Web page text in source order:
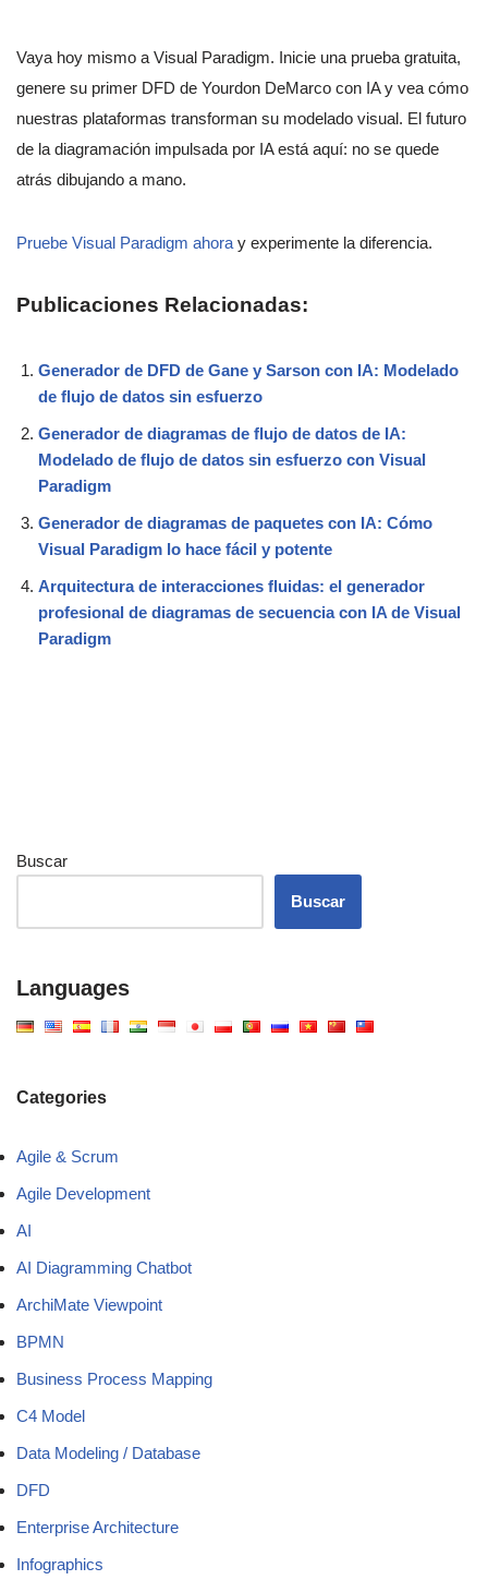
Vaya hoy mismo a Visual Paradigm. Inicie una prueba gratuita,
genere su primer DFD de Yourdon DeMarco con IA y vea cómo
nuestras plataformas transforman su modelado visual. El futuro
de la diagramación impulsada por IA está aquí: no se quede
atrás dibujando a mano.
Pruebe Visual Paradigm ahora y experimente la diferencia.
Publicaciones Relacionadas:
Generador de DFD de Gane y Sarson con IA: Modelado
de flujo de datos sin esfuerzo
Generador de diagramas de flujo de datos de IA:
Modelado de flujo de datos sin esfuerzo con Visual
Paradigm
Generador de diagramas de paquetes con IA: Cómo
Visual Paradigm lo hace fácil y potente
Arquitectura de interacciones fluidas: el generador
profesional de diagramas de secuencia con IA de Visual
Paradigm
Buscar
Buscar
Languages
Categories
Agile & Scrum
Agile Development
AI
AI Diagramming Chatbot
ArchiMate Viewpoint
BPMN
Business Process Mapping
C4 Model
Data Modeling / Database
DFD
Enterprise Architecture
Infographics